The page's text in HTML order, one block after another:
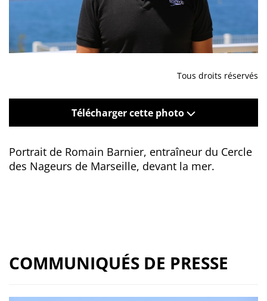
Tous droits réservés
Télécharger cette photo
Portrait de Romain Barnier, entraîneur du Cercle
des Nageurs de Marseille, devant la mer.
COMMUNIQUÉS DE PRESSE